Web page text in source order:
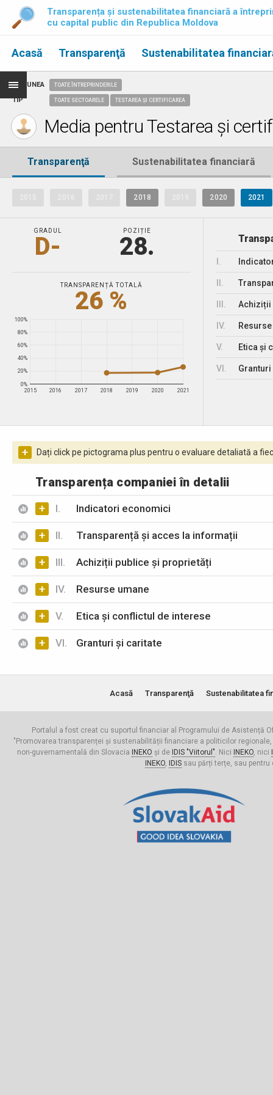
Transparența și sustenabilitatea financiară a
cu capital public din Republica Moldova
Acasă Transparenţă Sustenabilitatea
REGIUNEA
TIP
TOATE ÎNTREPRINDERILE
TOATE SECTOARELE TESTAREA ȘI CERTIFICAREA
Media pentru Testarea și
Transparenţă Sustenabilitatea financiară
2018 2020 2021
GRADUL
D-
POZIȚIE
28.
TRANSPARENȚĂ TOTALĂ
26 %
2015 2016 2017 2018 2019 2020 2021
0%
20%
40%
60%
80%
100%
Achiziții
IV.
V. Etica și
VI.
+ Dați click pe pictograma plus pentru o evaluare detaliată a
Transparența companiei în detalii
+ I. Indicatori economici
+ II. Transparență și acces la informații
+ III. Achiziții publice și proprietăți
+ IV. Resurse umane
+ V. Etica și conflictul de interese
+ VI. Granturi și caritate
Acasă Transparenţă Sustenabilitatea
Portalul a fost creat cu suportul financiar al Programului de Asistență
"Promovarea transparenței și sustenabilității financiare a politicilor
non-guvernamentală din Slovacia
INEKO și de IDIS "Viitorul". Nici INEKO, nici
INEKO, IDISsau părți terțe, sau pentru